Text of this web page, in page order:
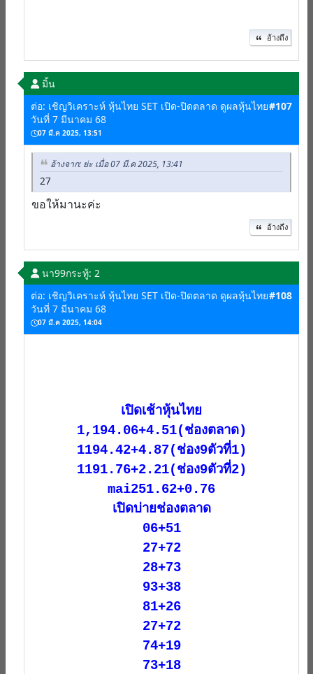
อ้างถึง
มิ้น
ต่อ: เชิญวิเคราะห์ หุ้นไทย SET เปิด-ปิดตลาด ดูผลหุ้นไทย
วันที่ 7 มีนาคม 68
07 มี.ค 2025, 13:51
#107
อ้างจาก: ย่ะ เมื่อ 07 มี.ค 2025, 13:41
27
ขอให้มานะค่ะ
อ้างถึง
นา99กระทู้: 2
ต่อ: เชิญวิเคราะห์ หุ้นไทย SET เปิด-ปิดตลาด ดูผลหุ้นไทย
วันที่ 7 มีนาคม 68
07 มี.ค 2025, 14:04
#108
เปิดเช้าหุ้นไทย
1,194.06+4.51(ช่องตลาด)
1194.42+4.87(ช่อง9ตัวที่1)
1191.76+2.21(ช่อง9ตัวที่2)
mai251.62+0.76
เปิดบ่ายช่องตลาด
06+51
27+72
28+73
93+38
81+26
27+72
74+19
73+18